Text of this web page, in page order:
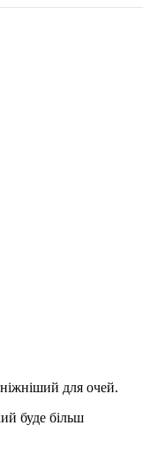
для очей.
буде більш